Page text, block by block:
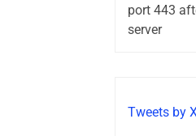
port 443
server
Tweets by